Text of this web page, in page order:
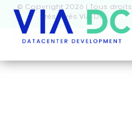
© Copyright 2026 | Tous droits
réservés VIA-DC